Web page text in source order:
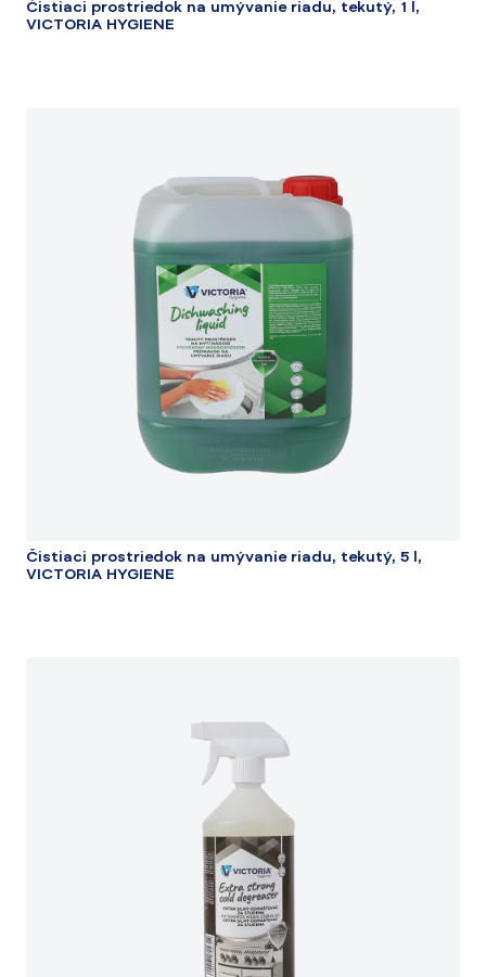
Čistiaci prostriedok na umývanie riadu, tekutý, 1 l,
VICTORIA HYGIENE
Čistiaci prostriedok na umývanie riadu, tekutý, 5 l,
VICTORIA HYGIENE